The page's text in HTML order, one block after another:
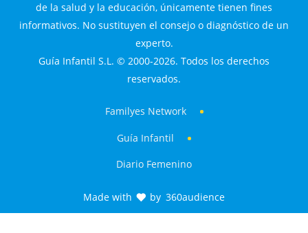
de la salud y la educación, únicamente tienen fines
informativos. No sustituyen el consejo o diagnóstico de un
experto.
Guía Infantil S.L. © 2000-2026. Todos los derechos
reservados.
Familyes Network
Guía Infantil
Diario Femenino
Made with by 360audience